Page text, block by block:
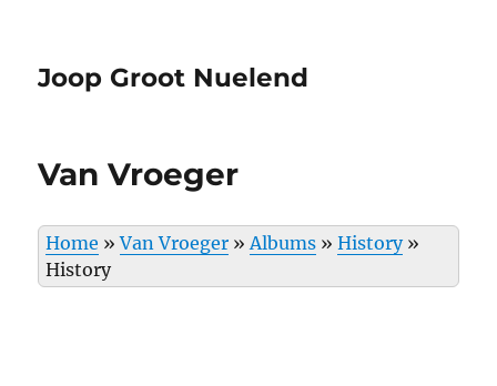
Joop Groot Nuelend
Van Vroeger
Home »Van Vroeger »Albums »History»
History